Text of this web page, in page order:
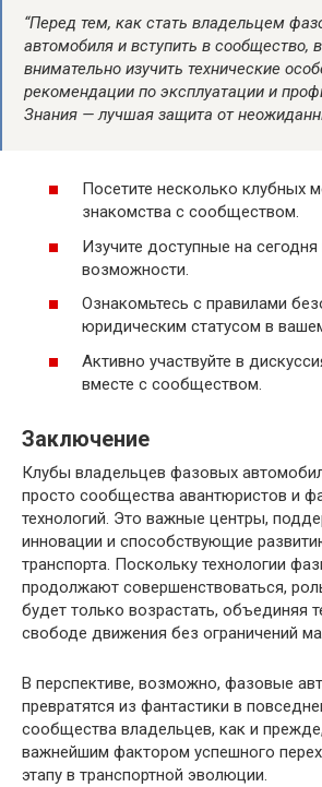
“Перед тем, как стать владельцем
автомобиля и вступить в сообщество,
внимательно изучить технические
рекомендации по эксплуатации и
Знания — лучшая защита от
Посетите несколько клубных
знакомства с сообществом.
Изучите доступные на
возможности.
Ознакомьтесь с правилами
юридическим статусом в
Активно участвуйте в
вместе с сообществом.
Заключение
Клубы владельцев фазовых
просто сообщества авантюристов и
технологий. Это важные центры,
инновации и способствующие
транспорта. Поскольку технологии
продолжают совершенствоваться,
будет только возрастать, объединяя
свободе движения без ограничений
В перспективе, возможно, фазовые
превратятся из фантастики в
сообщества владельцев, как и
важнейшим фактором успешного
этапу в транспортной эволюции.